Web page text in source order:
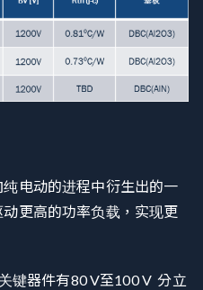
电动的进程中衍生出的一
更高的功率负载，实现更
键器件有80 V至100 V 分立